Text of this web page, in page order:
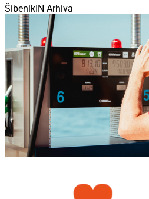
ŠibenikIN Arhiva